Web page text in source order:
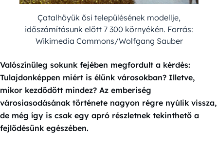
Çatalhöyük ősi településének modellje,
időszámításunk előtt 7 300 környékén. Forrás:
Wikimedia Commons/Wolfgang Sauber
Valószínűleg sokunk fejében megfordult a kérdés:
Tulajdonképpen miért is élünk városokban? Illetve,
mikor kezdődött mindez? Az emberiség
városiasodásának története nagyon régre nyúlik vissza,
de még így is csak egy apró részletnek tekinthető a
fejlődésünk egészében.